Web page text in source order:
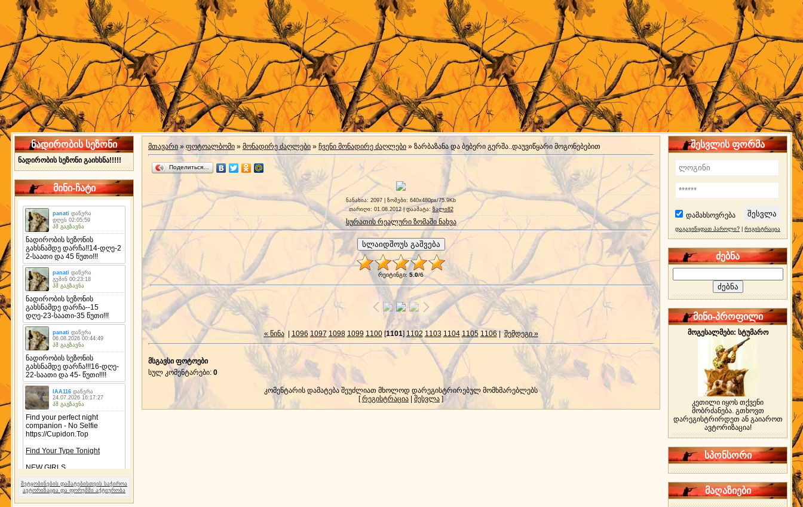
ნადირობის სეზონი
ნადირობის სეზონი გაიხსნა!!!!!
მინი-ჩატი
შეტყობინების დამატებისთვის საჭიროა
ავტორიზაცია და ფორუმში აქტიურობა
მთავარი » ფოტოალბომი » მონადირე ძაღლები » ჩვენი მონადირე ძაღლები » ზარბაზანა და ბებერი გერშა..დაუვიწყარი მოგონებებით
Поделиться…
ნანახია: 2097 | ზომები: 640x480px/75.9Kb
თარიღი: 01.08.2012 |დაამატა: ზალი82
სურათის რეალური ზომაში ნახვა
რეიტინგი: 5.0/6
« წინა| 1096 1097 1098 1099 1100[1101] 1102 1103 1104 1105 1106|შემდეგი »
მსგავსი ფოტოები
სულ კომენტარები: 0
კომენტარის დამატება შეუძლიათ მხოლოდ დარეგისტრირებულ მომხმარებლებს
[რეგისტრაცია შესვლა ]
შესვლის ფორმა
დამახსოვრება
დაგავიწყდათ პაროლი? რეგისტრაცია
ძებნა
მინი-პროფილი
მოგესალმები: სტუმარო
კეთილი იყოს თქვენი
მობრძანება. გთხოვთ
დარეგისტრირდეთ ან გაიაროთ
ავტორიზაცია!
სპონსორი
მაღაზიები